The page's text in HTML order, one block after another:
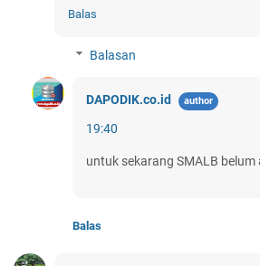
Balas
Balasan
DAPODIK.co.id
19:40
untuk sekarang SMALB belum
Balas